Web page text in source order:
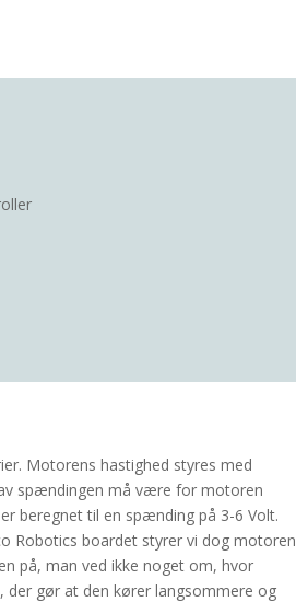
Motorens hastighed styres med
spændingen må være for motoren
beregnet til en spænding på 3-6 Volt.
Robotics boardet styrer vi dog motoren
på, man ved ikke noget om, hvor
der gør at den kører langsommere og